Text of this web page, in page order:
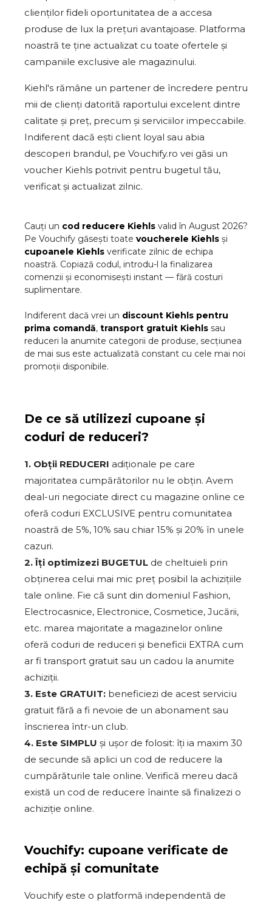
clienților fideli oportunitatea de a accesa
produse de lux la prețuri avantajoase. Platforma
noastră te ține actualizat cu toate ofertele și
campaniile exclusive ale magazinului.
Kiehl's rămâne un partener de încredere pentru
mii de clienți datorită raportului excelent dintre
calitate și preț, precum și serviciilor impeccabile.
Indiferent dacă ești client loyal sau abia
descoperi brandul, pe Vouchify.ro vei găsi un
voucher Kiehls potrivit pentru bugetul tău,
verificat și actualizat zilnic.
Cauți un cod reducere Kiehls valid în August 2026?
Pe Vouchify găsești toate voucherele Kiehls și
cupoanele Kiehls verificate zilnic de echipa
noastră. Copiază codul, introdu-l la finalizarea
comenzii și economisești instant — fără costuri
suplimentare.
Indiferent dacă vrei un discount Kiehls pentru
prima comandă, transport gratuit Kiehls sau
reduceri la anumite categorii de produse, secțiunea
de mai sus este actualizată constant cu cele mai noi
promoții disponibile.
De ce să utilizezi cupoane și
coduri de reduceri?
1. Obții REDUCERI adiționale pe care
majoritatea cumpărătorilor nu le obțin. Avem
deal-uri negociate direct cu magazine online ce
oferă coduri EXCLUSIVE pentru comunitatea
noastră de 5%, 10% sau chiar 15% și 20% în unele
cazuri.
2. Îți optimizezi BUGETUL de cheltuieli prin
obținerea celui mai mic preț posibil la achizițiile
tale online. Fie că sunt din domeniul Fashion,
Electrocasnice, Electronice, Cosmetice, Jucării,
etc. marea majoritate a magazinelor online
oferă coduri de reduceri și beneficii EXTRA cum
ar fi transport gratuit sau un cadou la anumite
achiziții.
3. Este GRATUIT: beneficiezi de acest serviciu
gratuit fără a fi nevoie de un abonament sau
înscrierea într-un club.
4. Este SIMPLU și ușor de folosit: îți ia maxim 30
de secunde să aplici un cod de reducere la
cumpărăturile tale online. Verifică mereu dacă
există un cod de reducere înainte să finalizezi o
achiziție online.
Vouchify: cupoane verificate de
echipă și comunitate
Vouchify este o platformă independentă de